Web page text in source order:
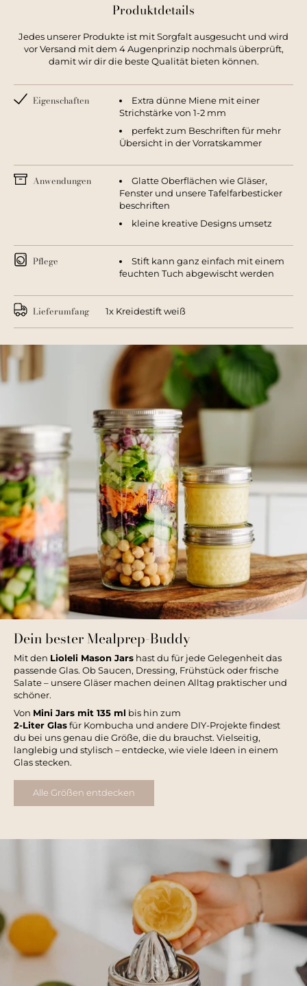
Produktdetails
Jedes unserer Produkte ist mit Sorgfalt ausgesucht und wird
vor Versand mit dem 4 Augenprinzip nochmals überprüft,
damit wir dir die beste Qualität bieten können.
Eigenschaften
Extra dünne Miene mit einer
Strichstärke von 1-2 mm
perfekt zum Beschriften für mehr
Übersicht in der Vorratskammer
Anwendungen
Glatte Oberflächen wie Gläser,
Fenster und unsere Tafelfarbesticker
beschriften
kleine kreative Designs umsetz
Pflege
Stift kann ganz einfach mit einem
feuchten Tuch abgewischt werden
Lieferumfang 1x Kreidestift weiß
Dein bester Mealprep-Buddy
Mit den Lioleli Mason Jars hast du für jede Gelegenheit das
passende Glas. Ob Saucen, Dressing, Frühstück oder frische
Salate – unsere Gläser machen deinen Alltag praktischer und
schöner.
Von Mini Jars mit 135 ml bis hin zum
2-Liter Glas für Kombucha und andere DIY-Projekte findest
du bei uns genau die Größe, die du brauchst. Vielseitig,
langlebig und stylisch – entdecke, wie viele Ideen in einem
Glas stecken.
Alle Größen entdecken